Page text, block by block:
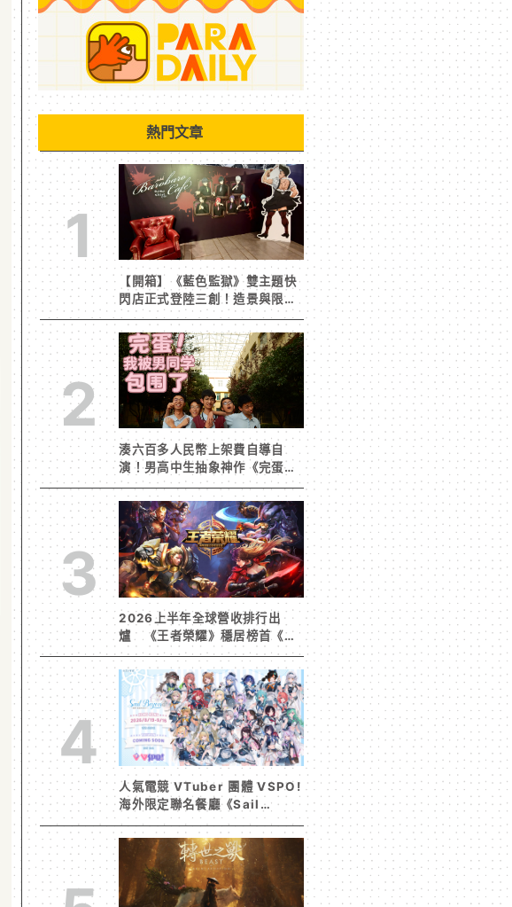
熱門文章
1
【開箱】《藍色監獄》雙主題快
閃店正式登陸三創！造景與限定
周邊搶先看
2
湊六百多人民幣上架費自導自
演！男高中生抽象神作《完蛋！
我被男同學包圍了》突然爆紅
3
2026上半年全球營收排行出
爐 《王者榮耀》穩居榜首《寒
霜啟示錄》緊追在後！
4
人氣電競 VTuber 團體 VSPO!
海外限定聯名餐廳《Sail
Beyond！～駛向更遠的彼方
～》今夏登場！